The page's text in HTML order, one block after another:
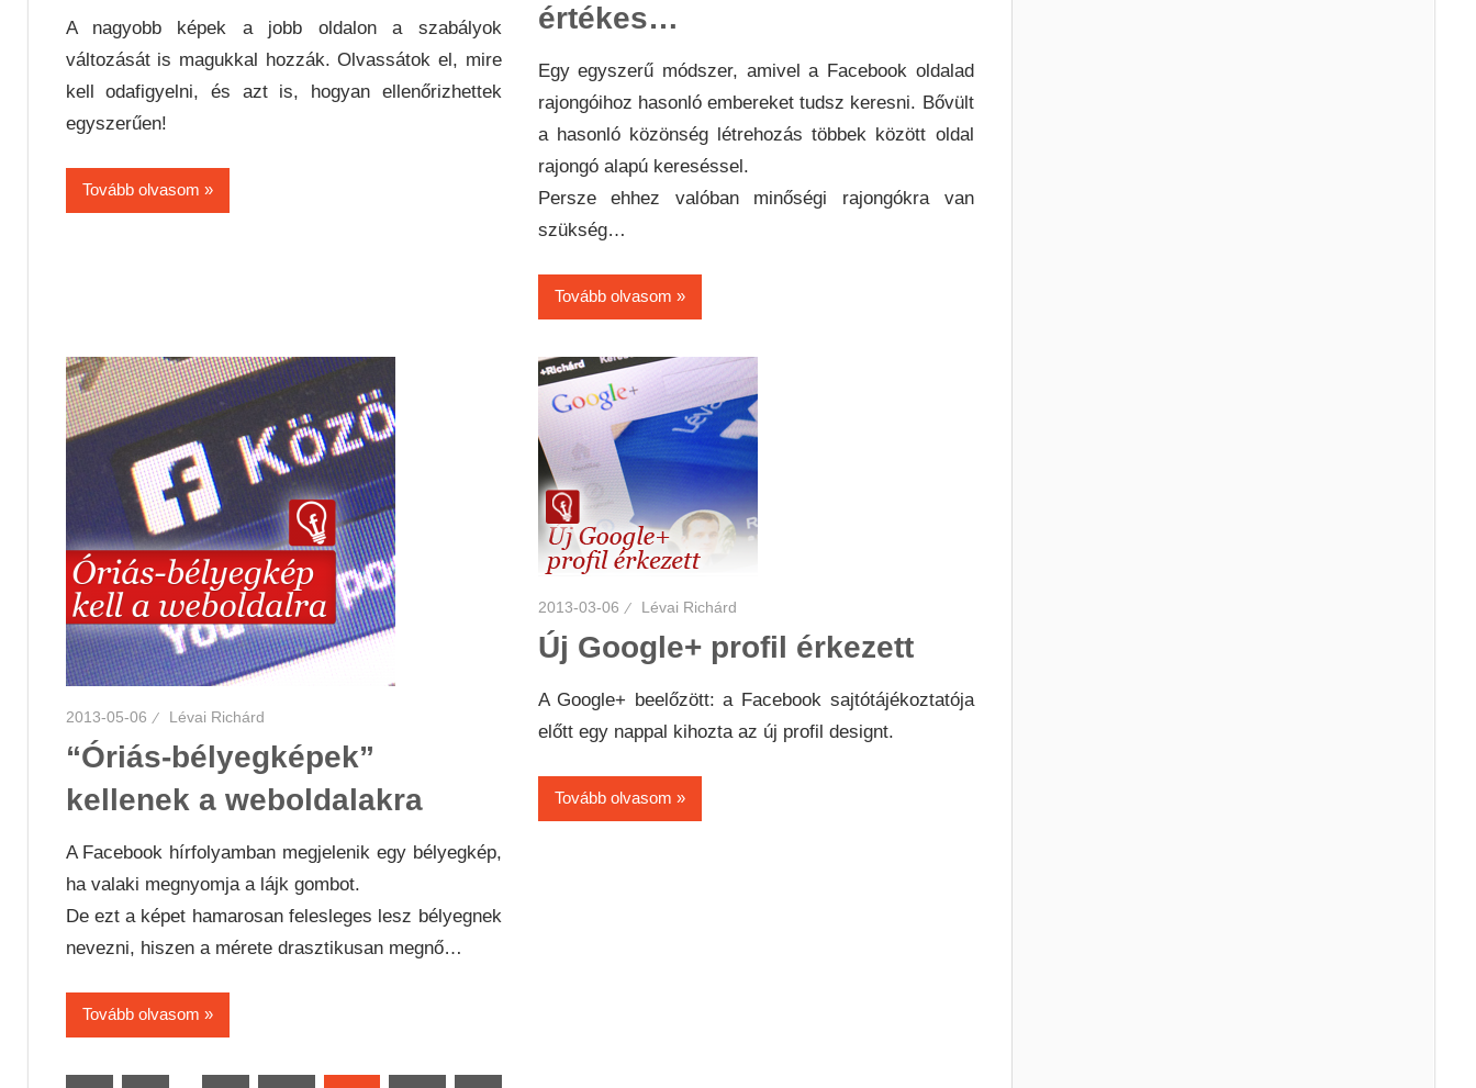
A nagyobb képek a jobb oldalon a szabályok
változását is magukkal hozzák. Olvassátok el, mire
kell odafigyelni, és azt is, hogyan ellenőrizhettek
egyszerűen!
Tovább olvasom
értékes…
Egy egyszerű módszer, amivel a Facebook oldalad
rajongóihoz hasonló embereket tudsz keresni. Bővült
a hasonló közönség létrehozás többek között oldal
rajongó alapú kereséssel.
Persze ehhez valóban minőségi rajongókra van
szükség…
Tovább olvasom
2013-05-06 Lévai Richárd
“Óriás-bélyegképek”
kellenek a weboldalakra
A Facebook hírfolyamban megjelenik egy bélyegkép,
ha valaki megnyomja a lájk gombot.
De ezt a képet hamarosan felesleges lesz bélyegnek
nevezni, hiszen a mérete drasztikusan megnő…
Tovább olvasom
2013-03-06 Lévai Richárd
Új Google+ profil érkezett
A Google+ beelőzött: a Facebook sajtótájékoztatója
előtt egy nappal kihozta az új profil designt.
Tovább olvasom